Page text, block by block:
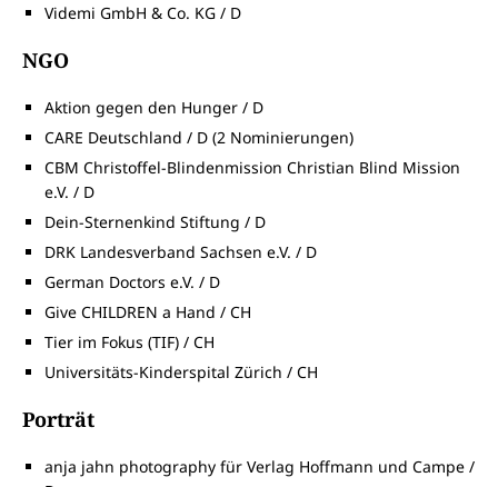
Videmi GmbH & Co. KG / D
NGO
Aktion gegen den Hunger / D
CARE Deutschland / D (2 Nominierungen)
CBM Christoffel-Blindenmission Christian Blind Mission
e.V. / D
Dein-Sternenkind Stiftung / D
DRK Landesverband Sachsen e.V. / D
German Doctors e.V. / D
Give CHILDREN a Hand / CH
Tier im Fokus (TIF) / CH
Universitäts-Kinderspital Zürich / CH
Porträt
anja jahn photography für Verlag Hoffmann und Campe /